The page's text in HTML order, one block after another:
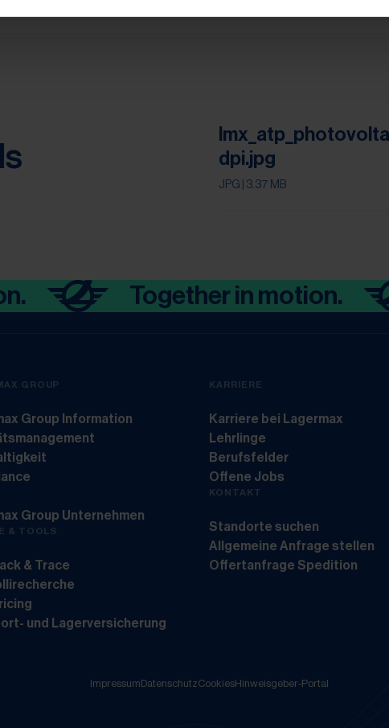
dpi.jpg
JPG | 3.37 MB
Together in motion.
GROUP
Group Information
Group Unternehmen
& TOOLS
& Trace
und Lagerversicherung
KARRIERE
Karriere bei Lagermax
Lehrlinge
Berufsfelder
Offene Jobs
KONTAKT
Standorte suchen
Allgemeine Anfrage stellen
Offertanfrage Spedition
ImpressumDatenschutzCookiesHinweisgeber-Portal